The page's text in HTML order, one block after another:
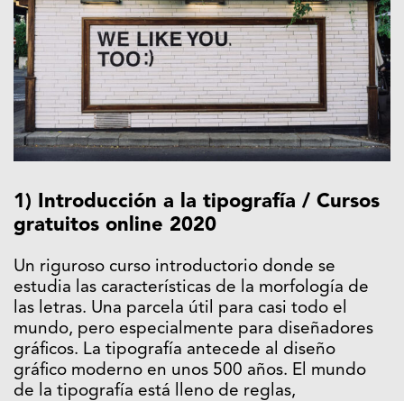
1) Introducción a la tipografía / Cursos
gratuitos online 2020
Un riguroso curso introductorio donde se
estudia las características de la morfología de
las letras. Una parcela útil para casi todo el
mundo, pero especialmente para diseñadores
gráficos. La tipografía antecede al diseño
gráfico moderno en unos 500 años. El mundo
de la tipografía está lleno de reglas,